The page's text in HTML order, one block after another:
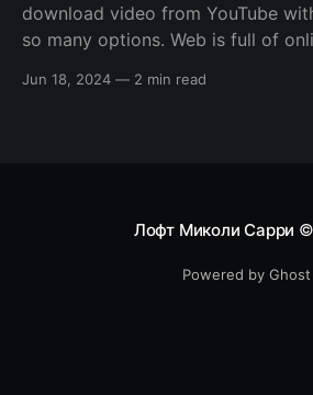
download video from YouTube
so many options. Web is full of
applications. But what about
Jun 18, 2024 — 2 min read
Лофт Миколи Сарри
Powered by Ghost